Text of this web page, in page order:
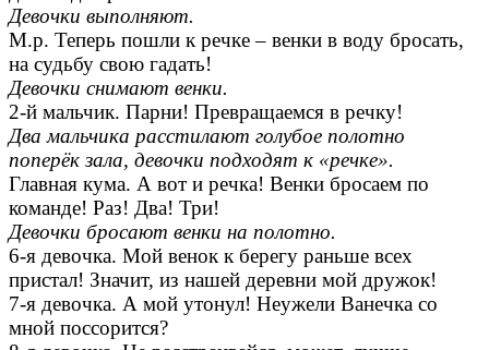
Девочки выполняют.
М.р. Теперь пошли к речке – венки в воду бросать,
на судьбу свою гадать!
Девочки снимают венки.
2-й мальчик. Парни! Превращаемся в речку!
Два мальчика расстилают голубое полотно
поперёк зала, девочки подходят к «речке».
Главная кума. А вот и речка! Венки бросаем по
команде! Раз! Два! Три!
Девочки бросают венки на полотно.
6-я девочка. Мой венок к берегу раньше всех
пристал! Значит, из нашей деревни мой дружок!
7-я девочка. А мой утонул! Неужели Ванечка со
мной поссорится?